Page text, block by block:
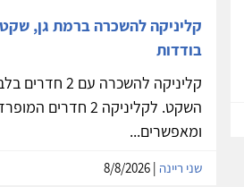
קליניקה להשכרה ברמת גן,
בודדות
קליניקה
השקט. לקליניקה 2
ומאפשרים...
שני ריינה | 8/8/2026